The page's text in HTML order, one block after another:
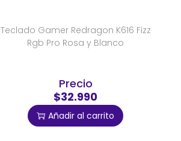
Teclado Gamer Redragon K616 Fizz
Rgb Pro Rosa y Blanco
Precio
$32.990
Añadir al carrito